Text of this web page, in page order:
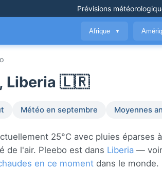
Prévisions
Afrique ▼
Liberia 🇱🇷
Météo en septembre Moyennes
25°C avec pluies
de l'air. Pleebo est dans Liberia — voir
en ce moment dans le monde.